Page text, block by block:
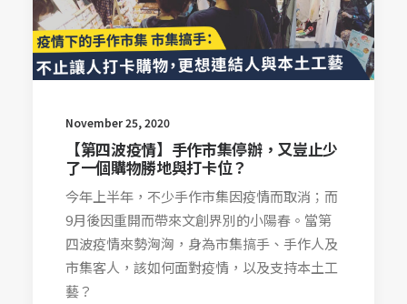
November 25, 2020
【第四波疫情】手作市集停辦，又豈止少
了一個購物勝地與打卡位？
今年上半年，不少手作市集因疫情而取消；而
9月後因重開而帶來文創界別的小陽春。當第
四波疫情來勢洶洶，身為市集搞手、手作人及
市集客人，該如何面對疫情，以及支持本土工
藝？